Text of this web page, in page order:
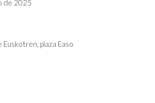
de 2025
Euskotren, plaza Easo